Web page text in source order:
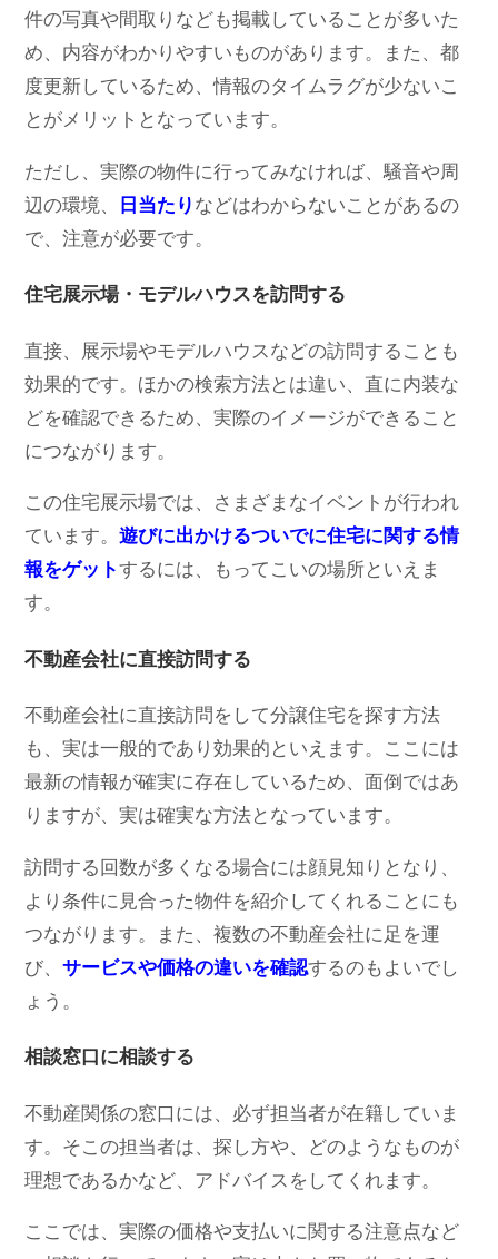
件の写真や間取りなども掲載していることが多いた
め、内容がわかりやすいものがあります。また、都
度更新しているため、情報のタイムラグが少ないこ
とがメリットとなっています。
ただし、実際の物件に行ってみなければ、騒音や周
辺の環境、
日当たり などはわからないことがあるの
で、注意が必要です。
住宅展示場・モデルハウスを訪問する
直接、展示場やモデルハウスなどの訪問することも
効果的です。ほかの検索方法とは違い、直に内装な
どを確認できるため、実際のイメージができること
につながります。
この住宅展示場では、さまざまなイベントが行われ
ています。 遊びに出かけるついでに住宅に関する情
報をゲットするには、もってこいの場所といえま
す。
不動産会社に直接訪問する
不動産会社に直接訪問をして分譲住宅を探す方法
も、実は一般的であり効果的といえます。ここには
最新の情報が確実に存在しているため、面倒ではあ
りますが、実は確実な方法となっています。
訪問する回数が多くなる場合には顔見知りとなり、
より条件に見合った物件を紹介してくれることにも
つながります。また、複数の不動産会社に足を運
び、 サービスや価格の違いを確認するのもよいでし
ょう。
相談窓口に相談する
不動産関係の窓口には、必ず担当者が在籍していま
す。そこの担当者は、探し方や、どのようなものが
理想であるかなど、アドバイスをしてくれます。
ここでは、実際の価格や支払いに関する注意点など